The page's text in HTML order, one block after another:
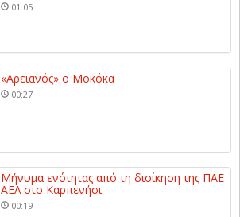
01:05
«Αρειανός» ο Μοκόκα
00:27
Μήνυμα ενότητας από τη διοίκηση της ΠΑΕ
ΑΕΛ στο Καρπενήσι
00:19